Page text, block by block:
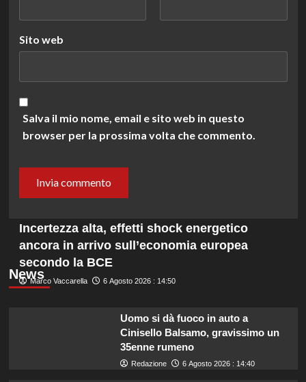
Sito web
Salva il mio nome, email e sito web in questo
browser per la prossima volta che commento.
News
Incertezza alta, effetti shock energetico
ancora in arrivo sull’economia europea
secondo la BCE
Marco Vaccarella 6 Agosto 2026 : 14:50
Uomo si dà fuoco in auto a
Cinisello Balsamo, gravissimo un
35enne rumeno
Redazione 6 Agosto 2026 : 14:40